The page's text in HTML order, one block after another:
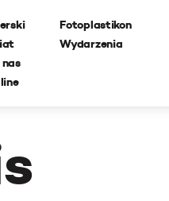
Fotoplastikon
Wydarzenia